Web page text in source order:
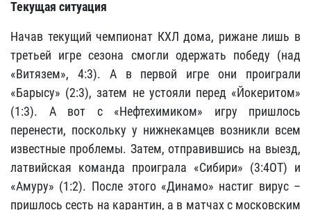
Текущая ситуация
Начав текущий чемпионат КХЛ дома, рижане лишь в
третьей игре сезона смогли одержать победу (над
«Витязем», 4:3). А в первой игре они проиграли
«Барысу» (2:3), затем не устояли перед «Йокеритом»
(1:3). А вот с «Нефтехимиком» игру пришлось
перенести, поскольку у нижнекамцев возникли всем
известные проблемы. Затем, отправившись на выезд,
латвийская команда проиграла «Сибири» (3:4ОТ) и
«Амуру» (1:2). После этого «Динамо» настиг вирус –
пришлось сесть на карантин, а в матчах с московским